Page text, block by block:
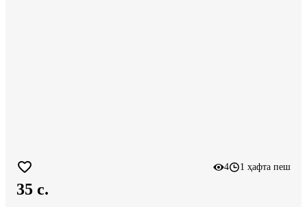
4 1 ҳафта пеш
35 c.